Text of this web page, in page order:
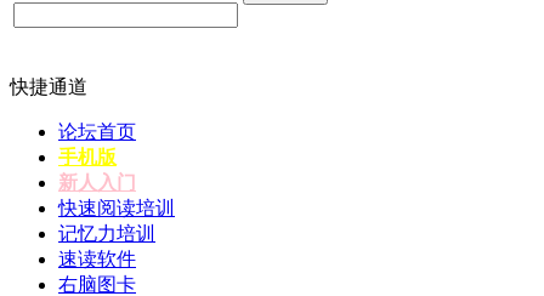
快捷通道
论坛首页
手机版
新人入门
快速阅读培训
记忆力培训
速读软件
右脑图卡